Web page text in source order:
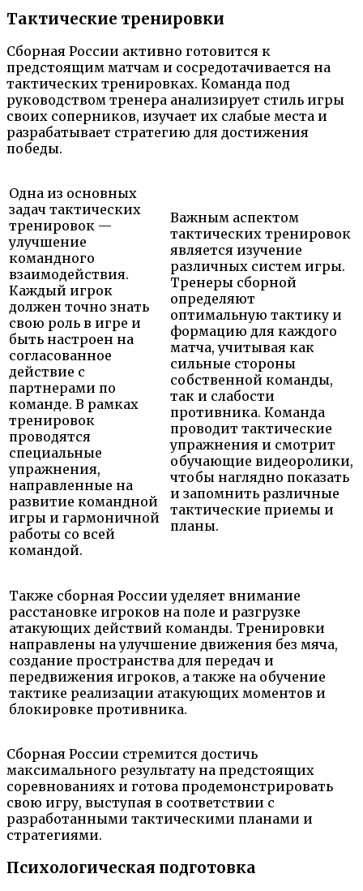
Тактические тренировки
Сборная России активно готовится к
предстоящим матчам и сосредотачивается на
тактических тренировках. Команда под
руководством тренера анализирует стиль игры
своих соперников, изучает их слабые места и
разрабатывает стратегию для достижения
победы.
Одна из основных
задач тактических
тренировок —
улучшение
командного
взаимодействия.
Каждый игрок
должен точно знать
свою роль в игре и
быть настроен на
согласованное
действие с
партнерами по
команде. В рамках
тренировок
проводятся
специальные
упражнения,
направленные на
развитие командной
игры и гармоничной
работы со всей
командой.
Важным аспектом
тактических тренировок
является изучение
различных систем игры.
Тренеры сборной
определяют
оптимальную тактику и
формацию для каждого
матча, учитывая как
сильные стороны
собственной команды,
так и слабости
противника. Команда
проводит тактические
упражнения и смотрит
обучающие видеоролики,
чтобы наглядно показать
и запомнить различные
тактические приемы и
планы.
Также сборная России уделяет внимание
расстановке игроков на поле и разгрузке
атакующих действий команды. Тренировки
направлены на улучшение движения без мяча,
создание пространства для передач и
передвижения игроков, а также на обучение
тактике реализации атакующих моментов и
блокировке противника.
Сборная России стремится достичь
максимального результату на предстоящих
соревнованиях и готова продемонстрировать
свою игру, выступая в соответствии с
разработанными тактическими планами и
стратегиями.
Психологическая подготовка